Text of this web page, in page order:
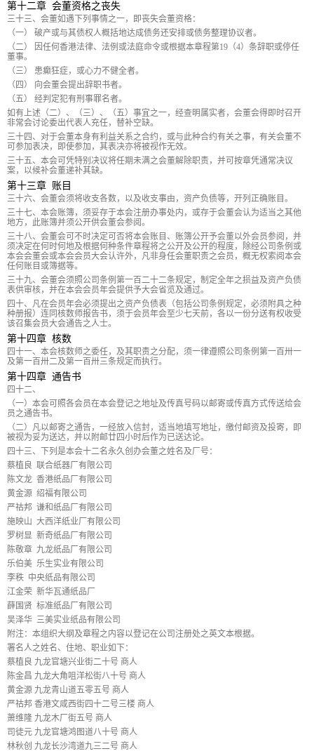
第十二章 会董资格之丧失
三十三、会董如遇下列事情之一，即丧失会董资格：
（一） 破产或与其债权人概括地达成债务还安排或债务整理协议者。
（二） 因任何香港法律、法例或法庭命令或根据本章程第19（4）条辞职或停任
董事。
（三） 患癫狂症，或心力不健全者。
（四） 向会董会提出辞职书者。
（五） 经判定犯有刑事罪名者。
如有上述（二）、（三）、（五）事宜之一，经查明属实者，会董会得即时召开
非常会讨论委出代表人充任，替补空缺。
三十四、对于会董本身有利益关系之合约，或与此种合约有关之事，有关会董不
可参加表决，即使参加，其表决亦将被视作无效。
三十五、本会可凭特别决议将任期未满之会董解除职责，并可按章凭通常决议
案，以候补会董递补其缺。
第十三章 账目
三十六、会董会须将收支各数，以及收支事由，资产负债等，开列正确账目。
三十七、本会账簿，须妥存于本会注册办事处内，或存于会董会认为适当之其他
地方，此账簿并须公开供会董会参阅。
三十八、会董会可不时决定可否将本会账目、账簿公开予会董以外会员参阅，并
须决定在何时何地及根据何种条件章程将之公开及公开的程度，除经公司条例或
本会会董会或本会会员大会认许外，凡非身任会董职责之会员，概无权索阅本会
任何账目或簿据等。
三十九、会董会须照公司条例第一百二十二条规定，制定全年之损益及资产负债
表供审核，并在本会会员年会提供予大会省览及通过。
四十、凡在会员年会必须提出之资产负债表（包括公司条例规定，必须附具之种
种册报）连同核数师报告书，须于会员年会至少七天前，各以一份分送有权收受
该召集会员大会通告之人士。
第十四章 核数
四十一、本会核数师之委任，及其职责之分配，须一律遵照公司条例第一百卅一
及第一百卅二及第一百卅三条规定而执行。
第十四章 通告书
四十二、
（一）本会可照各会员在本会登记之地址及传真号码以邮寄或传真方式传送给会
员之通告书。
（二）凡以邮寄之通告，一经放入信封，适当地填写地址，缴付邮资及投寄，即
被视为妥为送达，并以附邮廿四小时后作为已送达论。
四十三、下列是本会十二名永久创办会董之姓名及厂号：
蔡植良 联合纸器厂有限公司
陈文龙 香港纸品厂有限公司
黄金源 绍福有限公司
严祜邦 谦和纸品厂有限公司
施映山 大西洋纸业厂有限公司
罗树显 新奇纸品厂有限公司
陈敬章 九龙纸品厂有限公司
乐伯美 乐生实业有限公司
李秩 中央纸品有限公司
江金荣 新华瓦通纸品厂
薛国贤 标准纸品厂有限公司
吴泽华 三美实业纸品有限公司
附注：本组织大纲及章程之内容以登记在公司注册处之英文本根据。
署名人之姓名、住地、职业如下：
蔡植良 九龙官塘兴业街二十号 商人
陈金昌 九龙大角咀洋松街八十号 商人
黄金源 九龙青山道五零五号 商人
严祜邦 香港文咸西街四十二号三楼 商人
萧维隆 九龙木厂街五号 商人
司徒元 九龙官塘鸿图道八十号 商人
林秋创 九龙长沙湾道九三二号 商人